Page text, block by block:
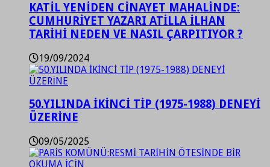
KATİL YENİDEN CİNAYET MAHALİNDE:
CUMHURİYET YAZARI ATİLLA İLHAN
TARİHİ NEDEN VE NASIL ÇARPITIYOR ?
19/09/2024
50.YILINDA İKİNCİ TİP (1975-1988) DENEYİ
ÜZERİNE
09/05/2025